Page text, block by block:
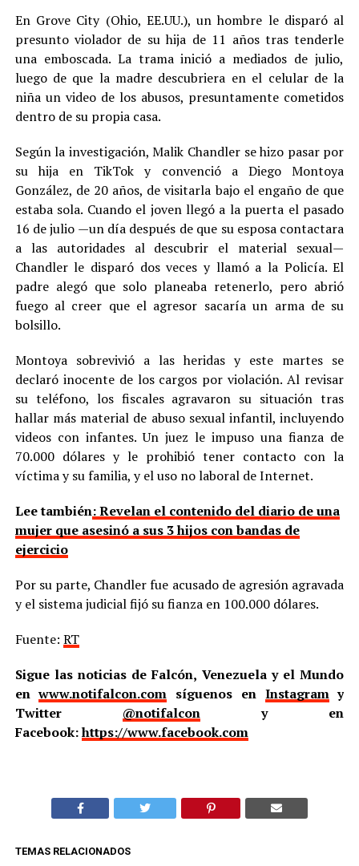
En Grove City (Ohio, EE.UU.), un hombre le disparó al
presunto violador de su hija de 11 años tras tenderle
una emboscada. La trama inició a mediados de julio,
luego de que la madre descubriera en el celular de la
niña un video de los abusos, presuntamente cometidos
dentro de su propia casa.
Según la investigación, Malik Chandler se hizo pasar por
su hija en TikTok y convenció a Diego Montoya
González, de 20 años, de visitarla bajo el engaño de que
estaba sola. Cuando el joven llegó a la puerta el pasado
16 de julio —un día después de que su esposa contactara
a las autoridades al descubrir el material sexual—
Chandler le disparó dos veces y llamó a la Policía. El
padre alegó que solo planeaba retenerlo, pero abrió
fuego al creer que el agresor sacaría un arma de su
bolsillo.
Montoya sobrevivió a las heridas y este martes se
declaró inocente de los cargos por violación. Al revisar
su teléfono, los fiscales agravaron su situación tras
hallar más material de abuso sexual infantil, incluyendo
videos con infantes. Un juez le impuso una fianza de
70.000 dólares y le prohibió tener contacto con la
víctima y su familia, y el uso no laboral de Internet.
Lee también: Revelan el contenido del diario de una
mujer que asesinó a sus 3 hijos con bandas de
ejercicio
Por su parte, Chandler fue acusado de agresión agravada
y el sistema judicial fijó su fianza en 100.000 dólares.
Fuente: RT
Sigue las noticias de Falcón, Venezuela y el Mundo
enwww.notifalcon.com síguenos en Instagramy
Twitter @notifalcony en
Facebook:https://www.facebook.com
TEMAS RELACIONADOS